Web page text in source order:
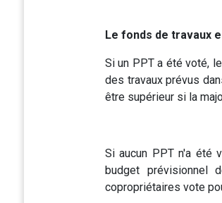
Le fonds de travaux
Si un PPT a été voté,
des travaux prévus
être supérieur si la
Si aucun PPT n'a été
budget prévisionnel
copropriétaires vote